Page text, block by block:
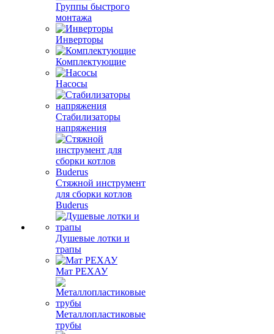
Группы быстрого
монтажа
Инверторы
Комплектующие
Насосы
Стабилизаторы
напряжения
Стяжной инструмент
для сборки котлов
Buderus
Душевые лотки и
трапы
Мат РЕХАУ
Металлопластиковые
трубы